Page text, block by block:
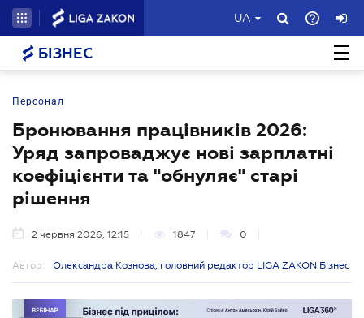
UA
БІЗНЕС
Персонал
Бронювання працівників 2026:
Уряд запроваджує нові зарплатні
коефіцієнти та "обнуляє" старі
рішення
2 червня 2026, 12:15 1847 0
Автор: Олександра Кознова, головний редактор LIGA ZAKON Бізнес